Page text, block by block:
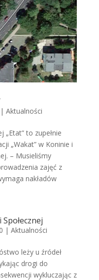
| Aktualności
„Etat” to zupełnie
„Wakat” w Koninie i
– Musieliśmy
zajęć z
nakładów
| Aktualności
leży u źródeł
drogi do
wykluczając z